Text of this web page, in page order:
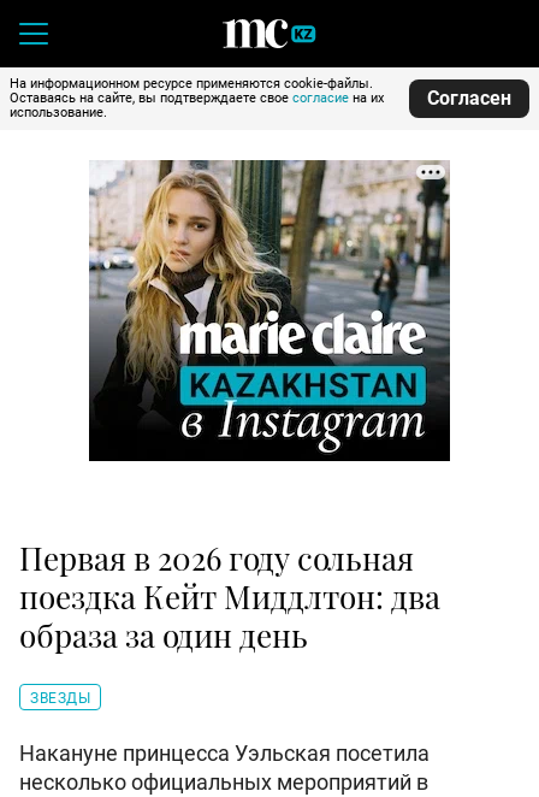
На информационном ресурсе применяются cookie-файлы.
Оставаясь на сайте, вы подтверждаете свое согласие на их
использование.
Согласен
Первая в 2026 году сольная
поездка Кейт Миддлтон: два
образа за один день
ЗВЕЗДЫ
Накануне принцесса Уэльская посетила
несколько официальных мероприятий в